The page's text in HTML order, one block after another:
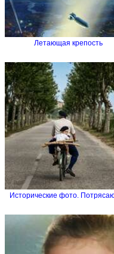
Летающая крепость
Исторические фото.